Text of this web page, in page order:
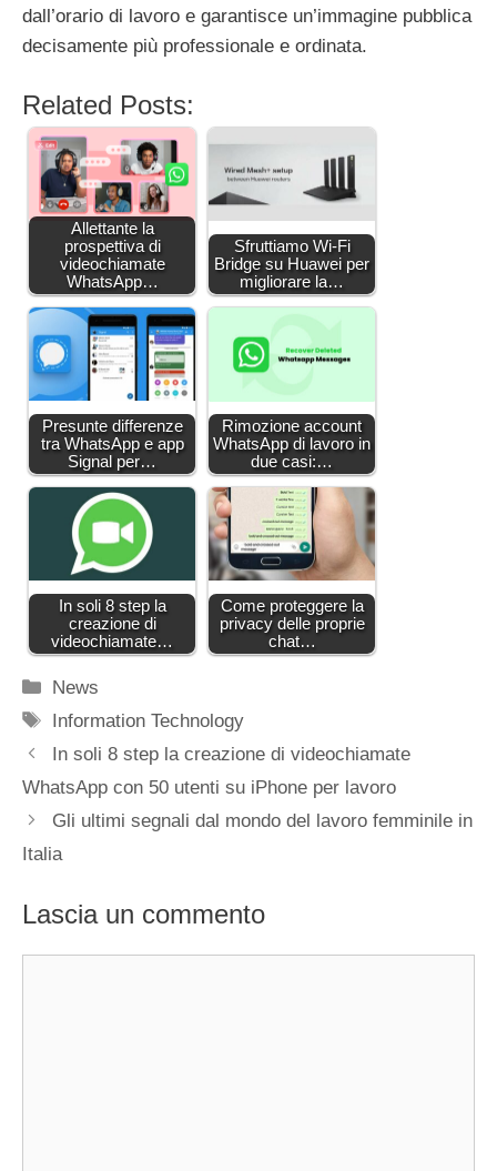
dall’orario di lavoro e garantisce un’immagine pubblica
decisamente più professionale e ordinata.
Related Posts:
Allettante la
prospettiva di
videochiamate
WhatsApp…
Sfruttiamo Wi-Fi
Bridge su Huawei per
migliorare la…
Presunte differenze
tra WhatsApp e app
Signal per…
Rimozione account
WhatsApp di lavoro in
due casi:…
In soli 8 step la
creazione di
videochiamate…
Come proteggere la
privacy delle proprie
chat…
Categorie
News
Tag
Information Technology
In soli 8 step la creazione di videochiamate
WhatsApp con 50 utenti su iPhone per lavoro
Gli ultimi segnali dal mondo del lavoro femminile in
Italia
Lascia un commento